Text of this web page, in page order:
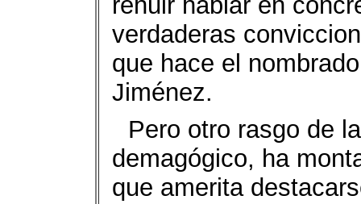
verdaderas
que hace el
Jiménez.
Pero otro rasgo de
demagógico, ha
que amerita